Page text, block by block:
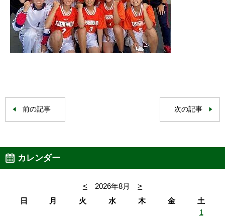
前の記事 次の記事
カレンダー
< 2026年8月
>
日
月 火 水 木 金
土
1